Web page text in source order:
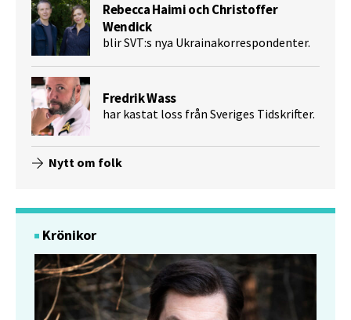
Rebecca Haimi och Christoffer
Wendick
blir SVT:s nya Ukrainakorrespondenter.
Fredrik Wass
har kastat loss från Sveriges Tidskrifter.
Nytt om folk
Krönikor